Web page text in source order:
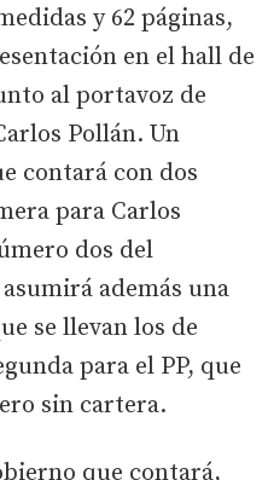
y 62 páginas,
en el hall de
al portavoz de
Pollán. Un
contará con dos
para Carlos
dos del
además una
se llevan los de
para el PP, que
sin cartera.
que contará,